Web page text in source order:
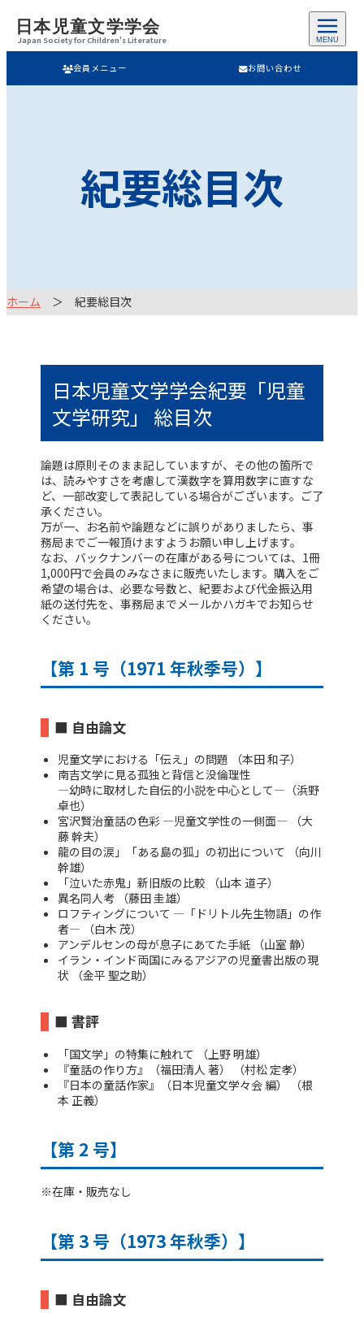
日本児童文学学会
Japan Society for Children's Literature MENU
会員メニュー お問い合わせ
紀要総目次
ホーム 紀要総目次
日本児童文学学会紀要「児童
文学研究」 総目次
論題は原則そのまま記していますが、その他の箇所で
は、読みやすさを考慮して漢数字を算用数字に直すな
ど、一部改変して表記している場合がございます。ご了
承ください。
万が一、お名前や論題などに誤りがありましたら、事
務局までご一報頂けますようお願い申し上げます。
なお、バックナンバーの在庫がある号については、 1冊
1,000円で会員のみなさまに販売いたします。購入をご
希望の場合は、必要な号数と、紀要および代金振込用
紙の送付先を、事務局までメールかハガキでお知らせ
ください。
【第 1 号（1971 年秋季号）】
■ 自由論文
児童文学における「伝え」の問題 （本田 和子）
南吉文学に見る孤独と背信と没倫理性
―幼時に取材した自伝的小説を中心として―（浜野
卓也）
宮沢賢治童話の色彩 ―児童文学性の一側面― （大
藤 幹夫）
龍の目の涙」「ある島の狐」の初出について （向川
幹雄）
「泣いた赤鬼」新旧版の比較 （山本 道子）
異名同人考 （藤田 圭雄）
ロフティングについて ―「ドリトル先生物語」の作
者― （白木 茂）
アンデルセンの母が息子にあてた手紙 （山室 静）
イラン・インド両国にみるアジアの児童書出版の現
状 （金平 聖之助）
■ 書評
「国文学」の特集に触れて （上野 明雄）
『童話の作り方』（福田清人 著） （村松 定孝）
『日本の童話作家』（日本児童文学々会 編） （根
本 正義）
【第 2 号】
※在庫・販売なし
【第 3 号（1973 年秋季）】
■ 自由論文